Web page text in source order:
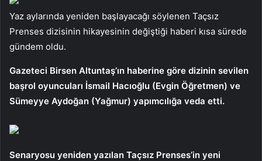
Yaz aylarında yeniden başlayacağı söylenen Taçsız
Prenses dizisinin hikayesinin değiştiği haberi kısa sürede
gündem oldu.
Gazeteci Birsen Altuntaş’ın haberine göre dizinin sevilen
başrol oyuncuları İsmail Hacıoğlu (Evgin Öğretmen) ve
Sümeyye Aydoğan (Yağmur) yapımcılığa veda etti.
Senaryosu yeniden yazılan Taçsız Prenses’in yeni